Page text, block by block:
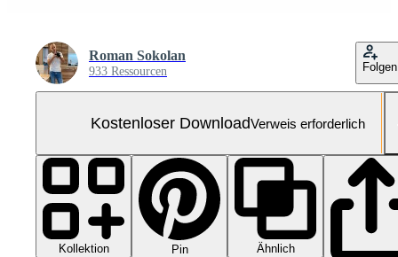
Roman Sokolan
933 Ressourcen Folgen
Kostenloser DownloadVerweis erforderlich
Kollektion Pin
Ähnlich